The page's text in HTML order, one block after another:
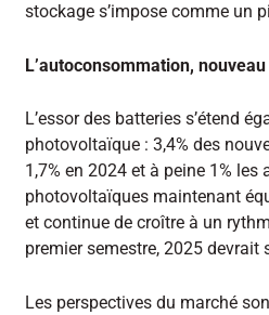
stockage s’impose comme un
L’autoconsommation,
L’essor des batteries s’étend
photovoltaïque : 3,4% des
1,7% en 2024 et à peine 1%
photovoltaïques maintenant
et continue de croître à un
premier semestre, 2025 devrait
Les perspectives du marché